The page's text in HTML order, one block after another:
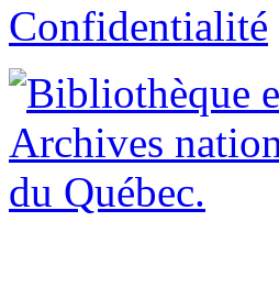
Confidentialité